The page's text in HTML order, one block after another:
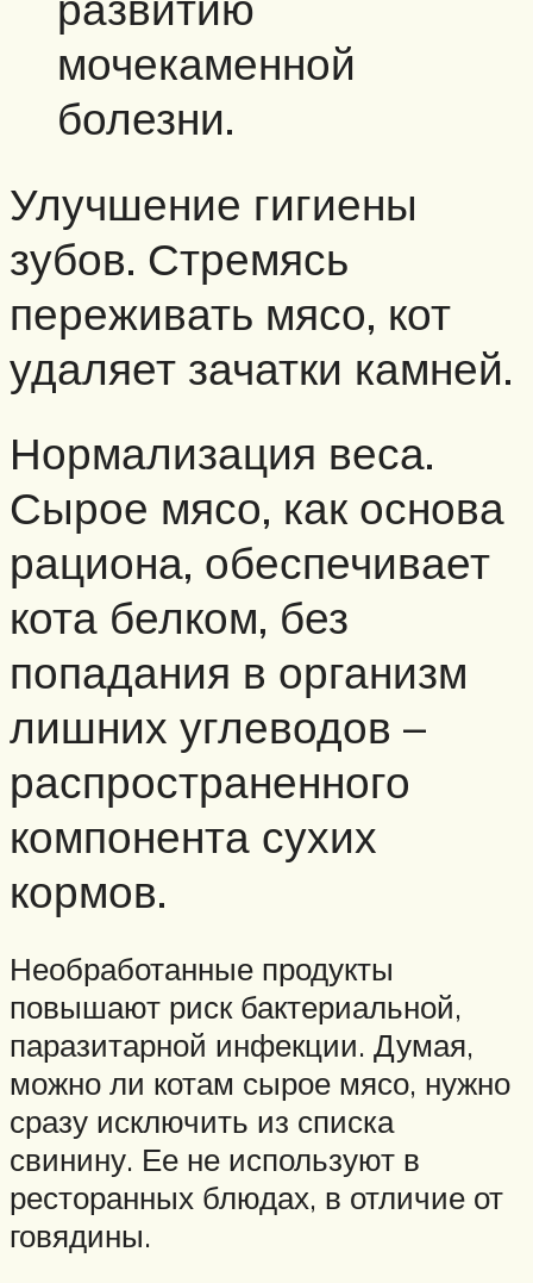
мочекаменной
болезни.
Улучшение гигиены
зубов. Стремясь
переживать мясо, кот
удаляет зачатки камней.
Нормализация веса.
Сырое мясо, как основа
рациона, обеспечивает
кота белком, без
попадания в организм
лишних углеводов –
распространенного
компонента сухих
кормов.
Необработанные продукты
повышают риск бактериальной,
паразитарной инфекции. Думая,
можно ли котам сырое мясо, нужно
сразу исключить из списка
свинину. Ее не используют в
ресторанных блюдах, в отличие от
говядины.